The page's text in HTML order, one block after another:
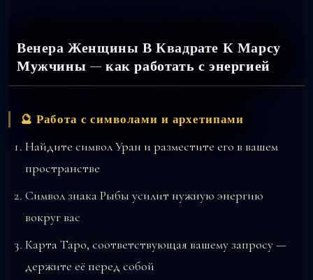
Венера Женщины В Квадрате К Марсу
Мужчины — как работать с энергией
🔮 Работа с символами и архетипами
Найдите символ Уран и разместите его в вашем
пространстве
Символ знака Рыбы усилит нужную энергию
вокруг вас
Карта Таро, соответствующая вашему запросу —
держите её перед собой